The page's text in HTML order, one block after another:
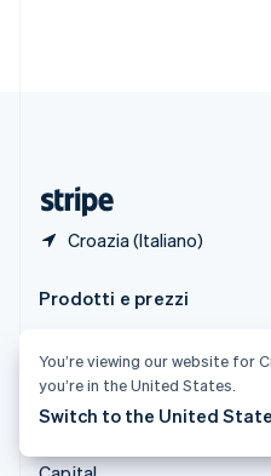
Croazia (Italiano)
Prodotti e prezzi
Atlas
Authorization Boost
You’re viewing our website for
you’re in the United States.
Switch to the United